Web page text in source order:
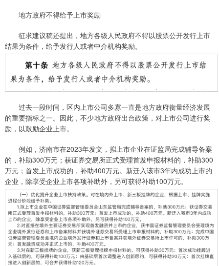
地方政府不得给予上市奖励
征求建议稿还提出，地方各级人民政府不得以股票公开发行上市
结果为条件，给予发行人或者中介机构奖励。
过去一段时间，区内上市公司多寡一直是地方政府衡量经济发展
的重要指标之一。因此，不少地方政府出台政策，对上市公司进行奖
励，以鼓励企业上市。
例如，济南市在2023年发文，拟上市企业在证监局完成辅导备案
的，补助300万元；获证券交易所正式受理首发申报材料的，补助300
万元；首发上市成功的，补助400万元。新迁入该市3年内成功上市的
企业，除享受企业上市各项补助外，另可获得补助100万元。